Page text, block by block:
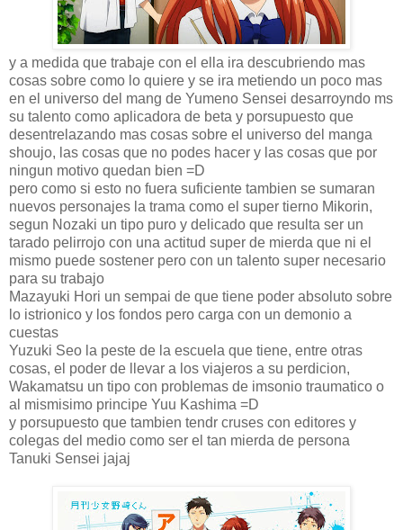
y a medida que trabaje con el ella ira descubriendo mas
cosas sobre como lo quiere y se ira metiendo un poco mas
en el universo del mang de Yumeno Sensei desarroyndo ms
su talento como aplicadora de beta y porsupuesto que
desentrelazando mas cosas sobre el universo del manga
shoujo, las cosas que no podes hacer y las cosas que por
ningun motivo quedan bien =D
pero como si esto no fuera suficiente tambien se sumaran
nuevos personajes la trama como el super tierno Mikorin,
segun Nozaki un tipo puro y delicado que resulta ser un
tarado pelirrojo con una actitud super de mierda que ni el
mismo puede sostener pero con un talento super necesario
para su trabajo
Mazayuki Hori un sempai de que tiene poder absoluto sobre
lo istrionico y los fondos pero carga con un demonio a
cuestas
Yuzuki Seo la peste de la escuela que tiene, entre otras
cosas, el poder de llevar a los viajeros a su perdicion,
Wakamatsu un tipo con problemas de imsonio traumatico o
al mismisimo principe Yuu Kashima =D
y porsupuesto que tambien tendr cruses con editores y
colegas del medio como ser el tan mierda de persona
Tanuki Sensei jajaj